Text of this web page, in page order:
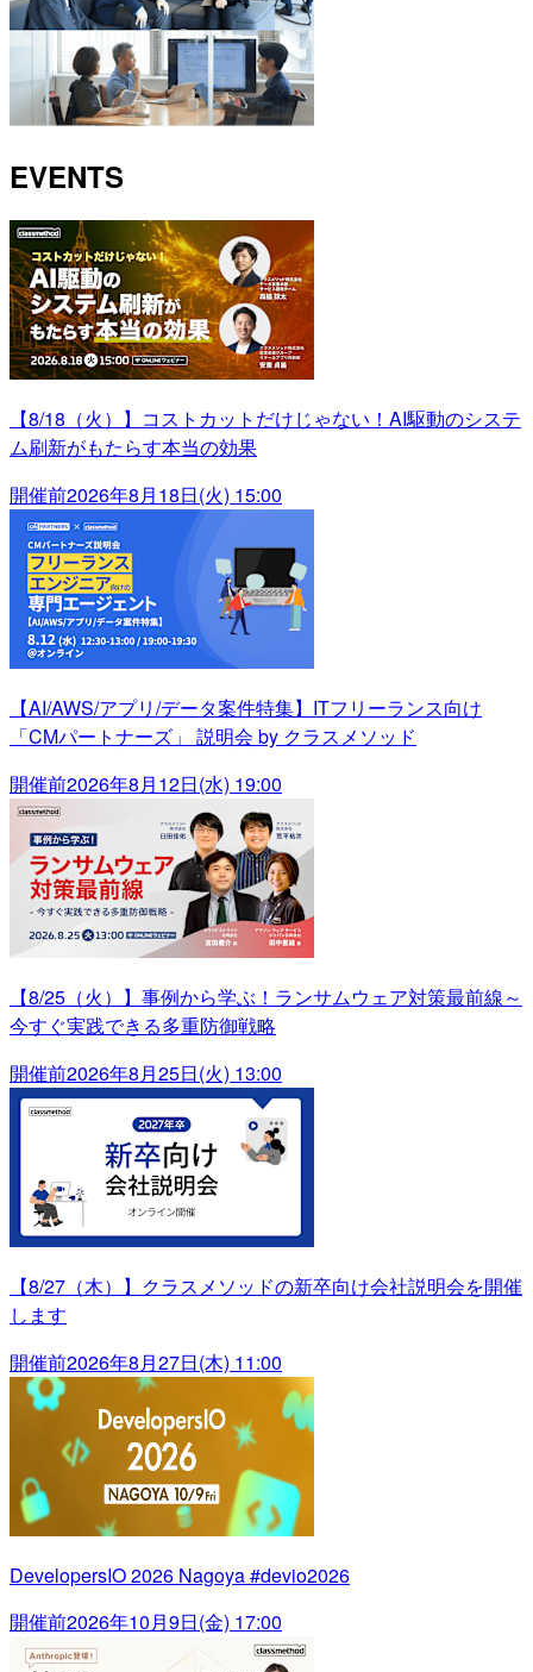
EVENTS
【8/18（火）】コストカットだけじゃない！AI駆動のシステ
ム刷新がもたらす本当の効果
開催前2026年8月18日(火) 15:00
【AI/AWS/アプリ/データ案件特集】ITフリーランス向け
「CMパートナーズ」 説明会 by クラスメソッド
開催前2026年8月12日(水) 19:00
【8/25（火）】事例から学ぶ！ランサムウェア対策最前線～
今すぐ実践できる多重防御戦略
開催前2026年8月25日(火) 13:00
【8/27（木）】クラスメソッドの新卒向け会社説明会を開催
します
開催前2026年8月27日(木) 11:00
DevelopersIO 2026 Nagoya #devio2026
開催前2026年10月9日(金) 17:00